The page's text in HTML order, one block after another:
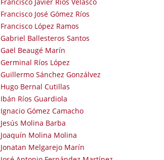
Francisco José Gómez Ríos
Francisco López Ramos
Gabriel Ballesteros Santos
Gaël Beaugé Marín
Germinal Ríos López
Guillermo Sánchez Gonzálvez
Hugo Bernal Cutillas
Ibán Ríos Guardiola
Ignacio Gómez Camacho
Jesús Molina Barba
Joaquín Molina Molina
Jonatan Melgarejo Marín